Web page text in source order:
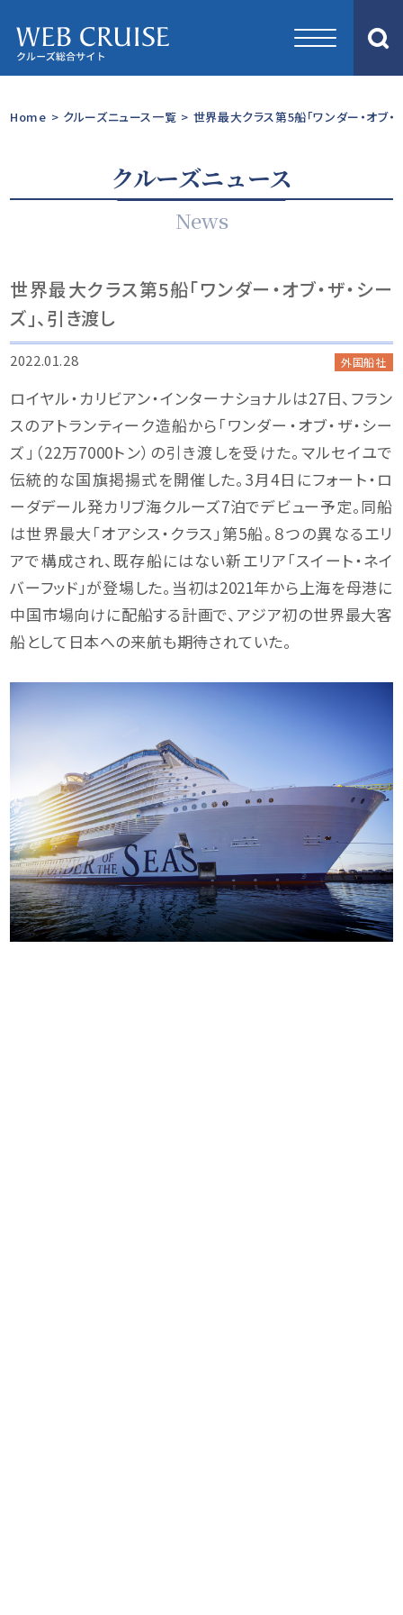
Home > クルーズニュース一覧 > 世界最大クラス第5船「ワンダー・オブ・
クルーズニュース
News
世界最大クラス第5船「ワンダー・オブ・ザ・シー
ズ」、引き渡し
2022.01.28 外国船社
ロイヤル・カリビアン・インターナショナルは27日、フラン
スのアトランティーク造船から「ワンダー・オブ・ザ・シー
ズ」（22万7000トン）の引き渡しを受けた。マルセイユで
伝統的な国旗掲揚式を開催した。3月4日にフォート・ロ
ーダデール発カリブ海クルーズ7泊でデビュー予定。同船
は世界最大「オアシス・クラス」第5船。８つの異なるエリ
アで構成され、既存船にはない新エリア「スイート・ネイ
バーフッド」が登場した。当初は2021年から上海を母港に
中国市場向けに配船する計画で、アジア初の世界最大客
船として日本への来航も期待されていた。